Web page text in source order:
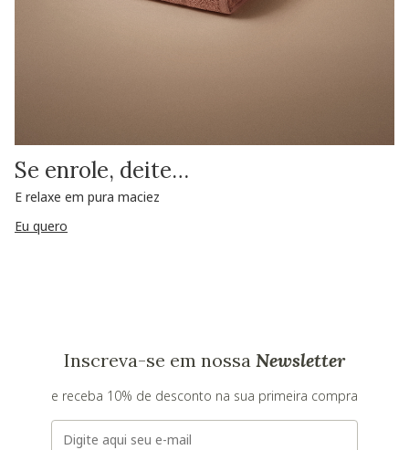
Se enrole, deite…
E relaxe em pura maciez
Eu quero
Inscreva-se em nossa Newsletter
e receba 10% de desconto na sua primeira compra
E-mail